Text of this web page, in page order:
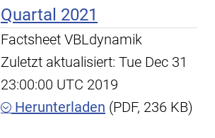
Quartal 2021
Factsheet VBLdynamik
Zuletzt aktualisiert: Tue Dec 31
23:00:00 UTC 2019
Herunterladen (PDF, 236 KB)